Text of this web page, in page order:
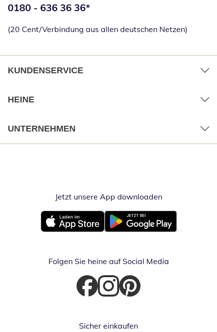
Telefonnummer:
0180 - 636 36 36*
(20 Cent/Verbindung aus allen deutschen Netzen)
KUNDENSERVICE
HEINE
UNTERNEHMEN
Jetzt unsere App downloadenÖffnet in
Öffnet in neuem FensterÖffnet in neuem Fenster
Folgen Sie heine auf Social Media
Öffnet in neuem Fenster
Öffnet in neuem Fenster
Öffnet in neuem Fenster
Sicher einkaufen